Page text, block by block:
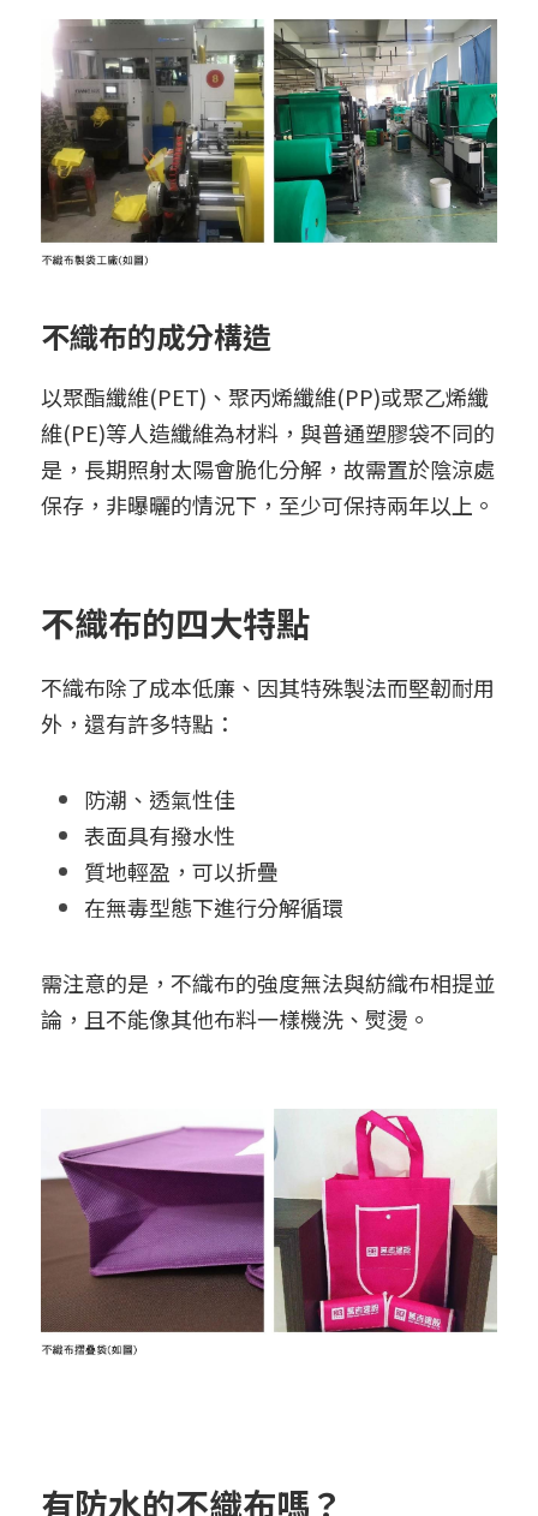
不織布的成分構造
以聚酯纖維(PET)、聚丙烯纖維(PP)或聚乙烯纖
維(PE)等人造纖維為材料，與普通塑膠袋不同的
是，長期照射太陽會脆化分解，故需置於陰涼處
保存，非曝曬的情況下，至少可保持兩年以上。
不織布的四大特點
不織布除了成本低廉、因其特殊製法而堅韌耐用
外，還有許多特點：
防潮、透氣性佳
表面具有撥水性
質地輕盈，可以折疊
在無毒型態下進行分解循環
需注意的是，不織布的強度無法與紡織布相提並
論，且不能像其他布料一樣機洗、熨燙。
有防水的不織布嗎？